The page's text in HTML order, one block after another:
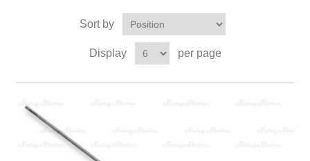
Sort by
Display per page